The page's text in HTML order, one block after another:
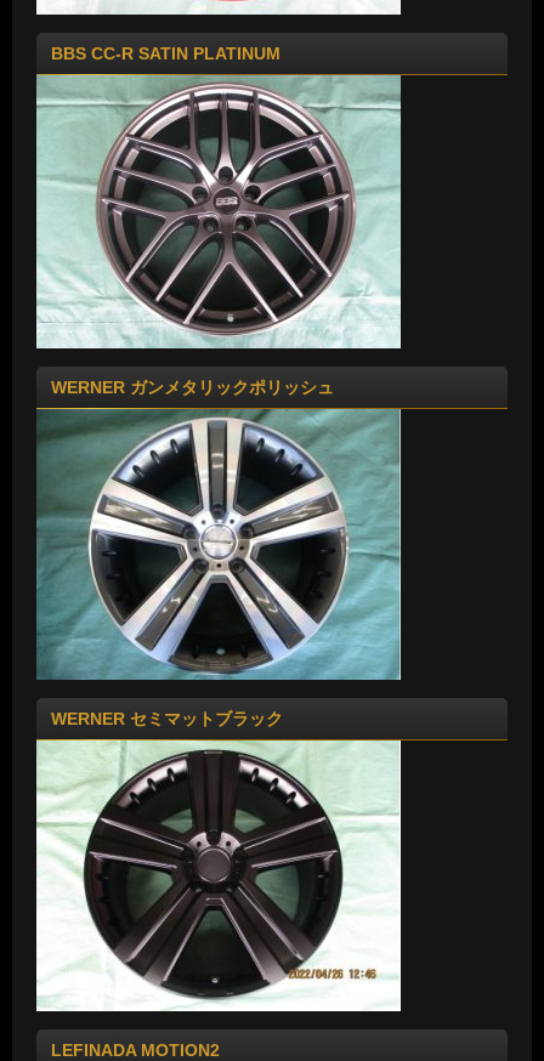
BBS CC-R SATIN PLATINUM
WERNER ガンメタリックポリッシュ
WERNER セミマットブラック
LEFINADA MOTION2